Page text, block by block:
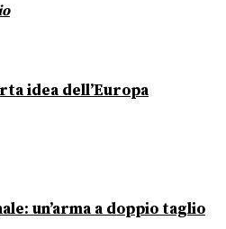
idea dell’Europa
un’arma a doppio taglio